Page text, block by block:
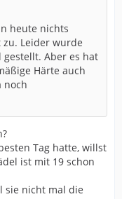
heute nichts
Leider wurde
Aber es hat
Härte auch
noch
Tag hatte, willst
ist mit 19 schon
sie nicht mal die